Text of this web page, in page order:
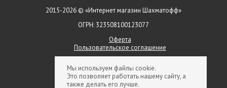
2015-2026 © «Интернет магазин Шахматофф»
ОГРН: 323508100123077
Оферта
Пользовательское соглашение
+ 7 (903) 552-09-79
Мы используем файлы cookie.
Это позволяет работать нашему сайту, а
также делать его лучше.